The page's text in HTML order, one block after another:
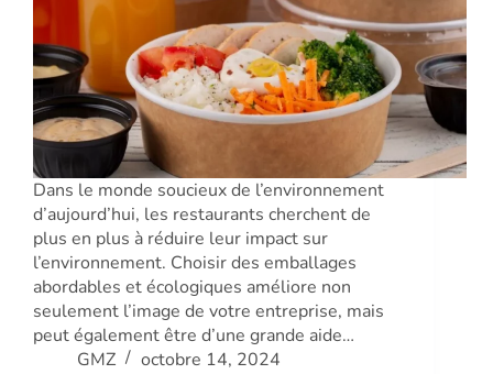
Dans le monde soucieux de l’environnement
d’aujourd’hui, les restaurants cherchent de
plus en plus à réduire leur impact sur
l’environnement. Choisir des emballages
abordables et écologiques améliore non
seulement l’image de votre entreprise, mais
peut également être d’une grande aide…
GMZ
octobre 14, 2024